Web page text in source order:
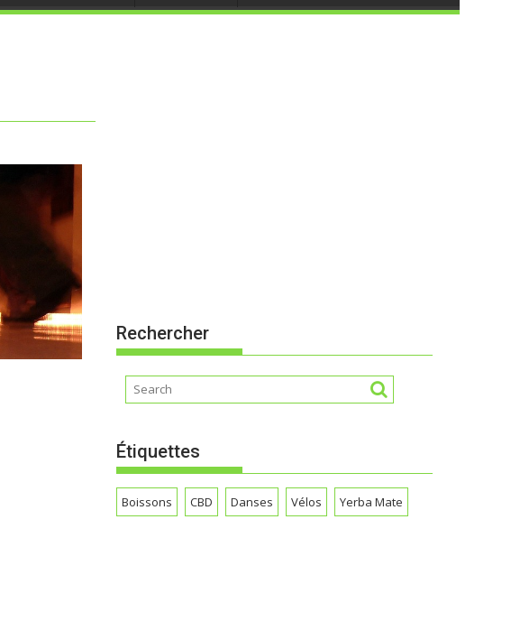
Rechercher
Étiquettes
Boissons CBD Danses Vélos Yerba Mate